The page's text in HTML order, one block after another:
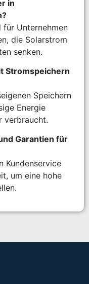
in
für Unternehmen
die Solarstrom
senken.
Stromspeichern
Speichern
Energie
verbraucht.
Garantien für
Kundenservice
um eine hohe